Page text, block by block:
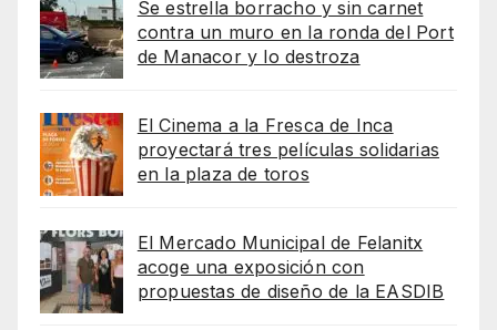
Se estrella borracho y sin carnet
contra un muro en la ronda del Port
de Manacor y lo destroza
El Cinema a la Fresca de Inca
proyectará tres películas solidarias
en la plaza de toros
El Mercado Municipal de Felanitx
acoge una exposición con
propuestas de diseño de la EASDIB